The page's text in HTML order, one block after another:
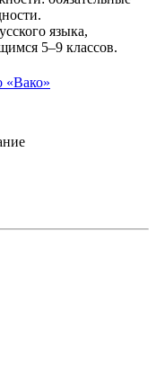
языка,
5–9 классов.
«Вако»